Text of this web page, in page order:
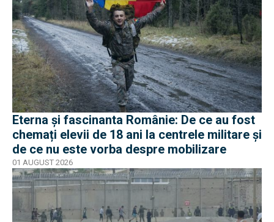
Eterna și fascinanta Românie: De ce au fost
chemați elevii de 18 ani la centrele militare și
de ce nu este vorba despre mobilizare
01 AUGUST 2026